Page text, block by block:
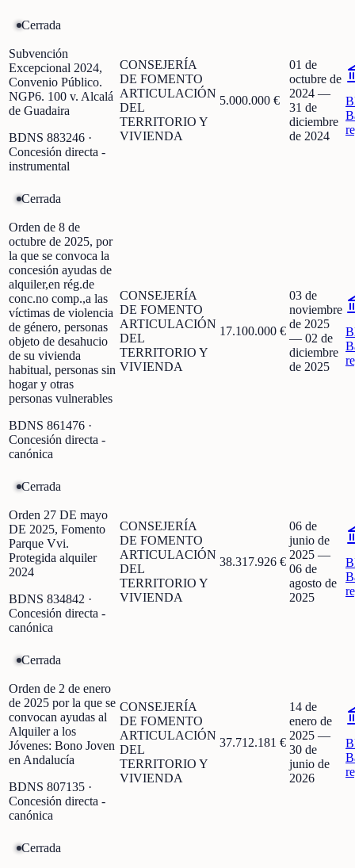
Cerrada
Subvención
Excepcional 2024,
Convenio Público.
NGP6. 100 v. Alcalá
de Guadaira
BDNS 883246 ·
Concesión directa -
instrumental
CONSEJERÍA
DE FOMENTO
ARTICULACIÓN
DEL
TERRITORIO Y
VIVIENDA
5.000.000 €
01 de
octubre de
2024 —
31 de
diciembre
de 2024
Cerrada
Orden de 8 de
octubre de 2025, por
la que se convoca la
concesión ayudas de
alquiler,en rég.de
conc.no comp.,a las
víctimas de violencia
de género, personas
objeto de desahucio
de su vivienda
habitual, personas sin
hogar y otras
personas vulnerables
BDNS 861476 ·
Concesión directa -
canónica
CONSEJERÍA
DE FOMENTO
ARTICULACIÓN
DEL
TERRITORIO Y
VIVIENDA
17.100.000 €
03 de
noviembre
de 2025
— 02 de
diciembre
de 2025
Cerrada
Orden 27 DE mayo
DE 2025, Fomento
Parque Vvi.
Protegida alquiler
2024
BDNS 834842 ·
Concesión directa -
canónica
CONSEJERÍA
DE FOMENTO
ARTICULACIÓN
DEL
TERRITORIO Y
VIVIENDA
38.317.926 €
06 de
junio de
2025 —
06 de
agosto de
2025
Cerrada
Orden de 2 de enero
de 2025 por la que se
convocan ayudas al
Alquiler a los
Jóvenes: Bono Joven
en Andalucía
BDNS 807135 ·
Concesión directa -
canónica
CONSEJERÍA
DE FOMENTO
ARTICULACIÓN
DEL
TERRITORIO Y
VIVIENDA
37.712.181 €
14 de
enero de
2025 —
30 de
junio de
2026
Cerrada